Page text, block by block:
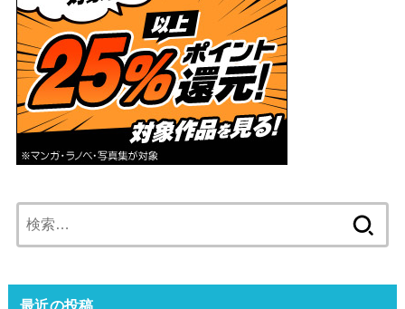
索:
最近の投稿